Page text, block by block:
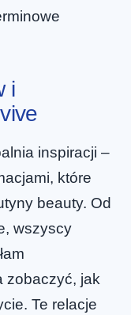
i
inspiracji –
które
beauty. Od
wszyscy
zobaczyć, jak
Te relacje